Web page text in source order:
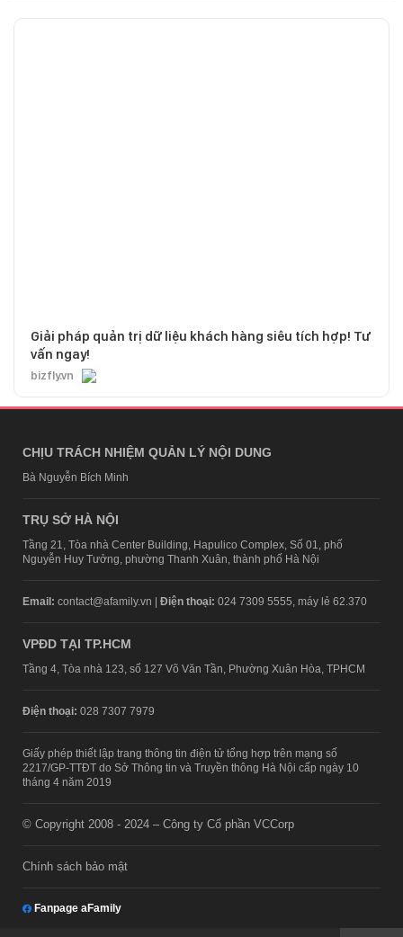
Giải pháp quản trị dữ liệu khách hàng siêu tích hợp! Tư
vấn ngay!
bizfly.vn
CHỊU TRÁCH NHIỆM QUẢN LÝ NỘI DUNG
Bà Nguyễn Bích Minh
TRỤ SỞ HÀ NỘI
Tầng 21, Tòa nhà Center Building, Hapulico Complex, Số 01, phố
Nguyễn Huy Tưởng, phường Thanh Xuân, thành phố Hà Nội
Email: contact@afamily.vn | Điện thoại: 024 7309 5555, máy lẻ 62.370
VPĐD TẠI TP.HCM
Tầng 4, Tòa nhà 123, số 127 Võ Văn Tần, Phường Xuân Hòa, TPHCM
Điện thoại: 028 7307 7979
Giấy phép thiết lập trang thông tin điện tử tổng hợp trên mạng số
2217/GP-TTĐT do Sở Thông tin và Truyền thông Hà Nội cấp ngày 10
tháng 4 năm 2019
© Copyright 2008 - 2024 – Công ty Cổ phần VCCorp
Chính sách bảo mật
Fanpage aFamily